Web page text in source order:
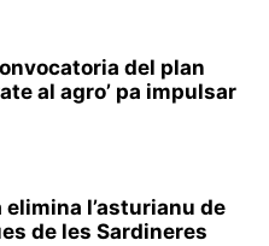
del plan
al agro’ pa impulsar
elimina l’asturianu de
de les Sardineres